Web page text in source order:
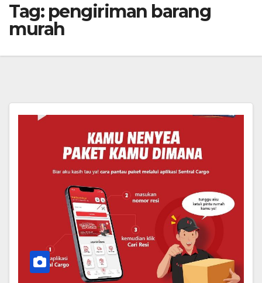
Tag: pengiriman barang
murah